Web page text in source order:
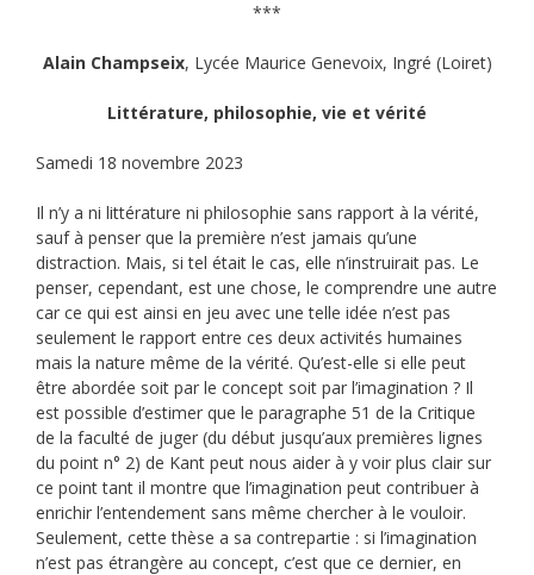
***
Alain Champseix, Lycée Maurice Genevoix, Ingré (Loiret)
Littérature, philosophie, vie et vérité
Samedi 18 novembre 2023
Il n’y a ni littérature ni philosophie sans rapport à la vérité,
sauf à penser que la première n’est jamais qu’une
distraction. Mais, si tel était le cas, elle n’instruirait pas. Le
penser, cependant, est une chose, le comprendre une autre
car ce qui est ainsi en jeu avec une telle idée n’est pas
seulement le rapport entre ces deux activités humaines
mais la nature même de la vérité. Qu’est-elle si elle peut
être abordée soit par le concept soit par l’imagination ? Il
est possible d’estimer que le paragraphe 51 de la Critique
de la faculté de juger (du début jusqu’aux premières lignes
du point n° 2) de Kant peut nous aider à y voir plus clair sur
ce point tant il montre que l’imagination peut contribuer à
enrichir l’entendement sans même chercher à le vouloir.
Seulement, cette thèse a sa contrepartie : si l’imagination
n’est pas étrangère au concept, c’est que ce dernier, en